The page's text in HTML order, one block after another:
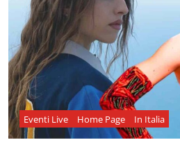
Eventi Live Home Page In Italia